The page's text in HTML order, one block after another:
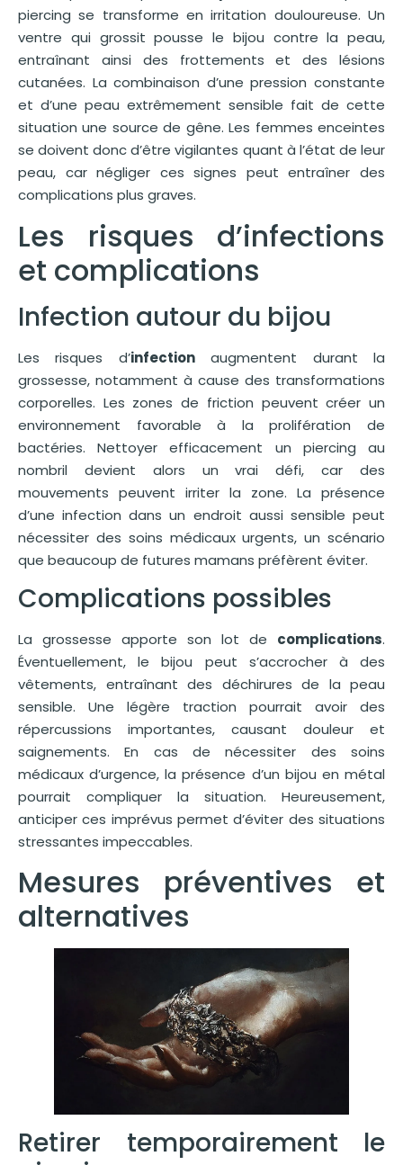
piercing se transforme en irritation douloureuse. Un
ventre qui grossit pousse le bijou contre la peau,
entraînant ainsi des frottements et des lésions
cutanées. La combinaison d’une pression constante
et d’une peau extrêmement sensible fait de cette
situation une source de gêne. Les femmes enceintes
se doivent donc d’être vigilantes quant à l’état de leur
peau, car négliger ces signes peut entraîner des
complications plus graves.
Les risques d’infections
et complications
Infection autour du bijou
Les risques d’infectionaugmentent durant la
grossesse, notamment à cause des transformations
corporelles. Les zones de friction peuvent créer un
environnement favorable à la prolifération de
bactéries. Nettoyer efficacement un piercing au
nombril devient alors un vrai défi, car des
mouvements peuvent irriter la zone. La présence
d’une infection dans un endroit aussi sensible peut
nécessiter des soins médicaux urgents, un scénario
que beaucoup de futures mamans préfèrent éviter.
Complications possibles
La grossesse apporte son lot de complications.
Éventuellement, le bijou peut s’accrocher à des
vêtements, entraînant des déchirures de la peau
sensible. Une légère traction pourrait avoir des
répercussions importantes, causant douleur et
saignements. En cas de nécessiter des soins
médicaux d’urgence, la présence d’un bijou en métal
pourrait compliquer la situation. Heureusement,
anticiper ces imprévus permet d’éviter des situations
stressantes impeccables.
Mesures préventives et
alternatives
Retirer temporairement le